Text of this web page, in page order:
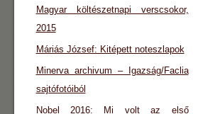
Magyar költészetnapi verscsokor,
2015
Máriás József: Kitépett noteszlapok
Minerva archivum – Igazság/Faclia
sajtófotóiból
Nobel 2016: Mi volt az első